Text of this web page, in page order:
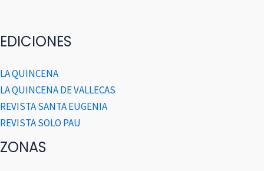
EDICIONES
LA QUINCENA
LA QUINCENA DE VALLECAS
REVISTA SANTA EUGENIA
REVISTA SOLO PAU
ZONAS